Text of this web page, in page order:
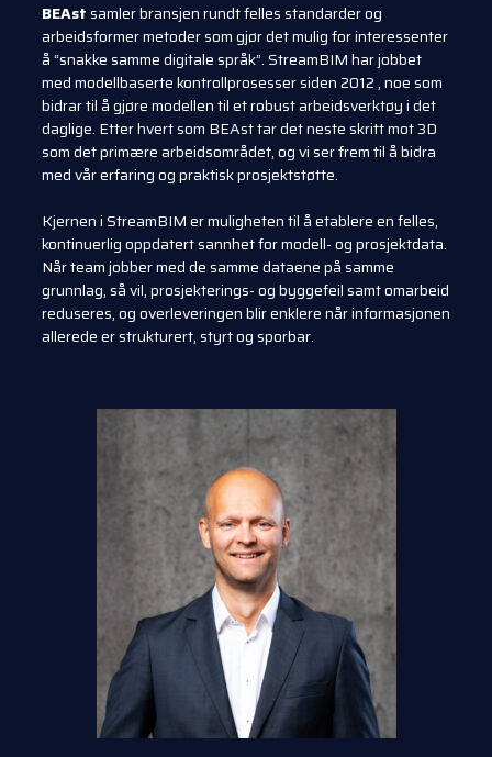
BEAstsamler bransjen rundt felles standarder og
arbeidsformermetoder som gjør det mulig for interessenter
å “snakke samme digitale språk”.StreamBIM har jobbet
med modellbaserte kontrollprosesser siden 2012, noe som
bidrar til å gjøre modellen til et robust arbeidsverktøy i det
daglige. Etter hvert som BEAst tar det nesteskritt mot 3D
som det primære arbeidsområdet, og vi ser frem til å bidra
med vårerfaring og praktisk prosjektstøtte.
Kjernen i StreamBIM er muligheten til å etablere en felles,
kontinuerlig oppdatertsannhet for modell- og prosjektdata.
Når team jobber med de samme dataene på samme
grunnlag, så vil, prosjekterings- og byggefeil samt omarbeid
reduseres, og overleveringen blir enklerenår informasjonen
allerede er strukturert, styrt og sporbar.